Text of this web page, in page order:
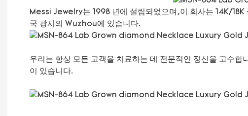
Messi Jewelry는 1998 년에 설립되었으며,이 회사는 14K/
국 광시의 Wuzhou에 있습니다.
우리는 항상 모든 고객을 치료하는 데 전문적인 정신을 고수
이 있습니다.